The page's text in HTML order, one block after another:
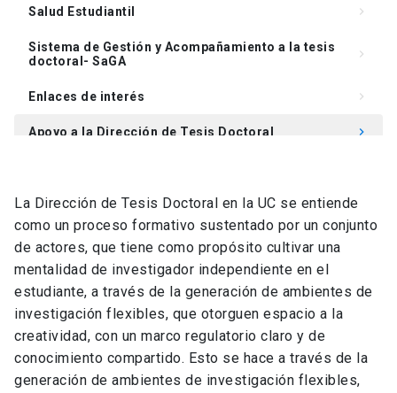
Salud Estudiantil keyboard_arrow_right
Sistema de Gestión y Acompañamiento a la tesis
doctoral- SaGA
keyboard_arrow_right
Enlaces de interés keyboard_arrow_right
Apoyo a la Dirección de Tesis Doctoral keyboard_arrow_right
La Dirección de Tesis Doctoral en la UC se entiende
como un proceso formativo sustentado por un conjunto
de actores, que tiene como propósito cultivar una
mentalidad de investigador independiente en el
estudiante, a través de la generación de ambientes de
investigación flexibles, que otorguen espacio a la
creatividad, con un marco regulatorio claro y de
conocimiento compartido. Esto se hace a través de la
generación de ambientes de investigación flexibles,